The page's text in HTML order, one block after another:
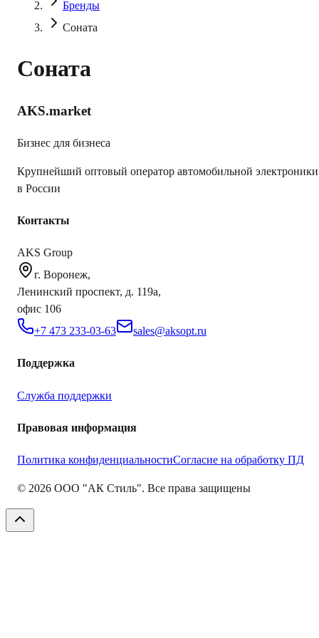
Бренды
Соната
Соната
AKS.market
Бизнес для бизнеса
Крупнейший оптовый оператор автомобильной электроники
в России
Контакты
AKS Group
г. Воронеж,
Ленинский проспект, д. 119а,
офис 106
+7 473 233-03-63
sales@aksopt.ru
Поддержка
Служба поддержки
Правовая информация
Политика конфиденциальностиСогласие на обработку ПД
© 2026 ООО "АК Стиль". Все права защищены